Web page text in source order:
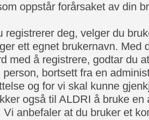
oppstår forårsaket av din
registrerer deg, velger du
ett egnet brukernavn. Med
med å registrere, godtar du
person, bortsett fra en
og for vi skal kunne
også til ALDRI å bruke
Vi anbefaler at du bruker et